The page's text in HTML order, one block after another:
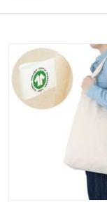
ます。
小売店での販売実績もある
ティが高く、販売用として
アイテムです。
※動画の商品はクルリト フラ